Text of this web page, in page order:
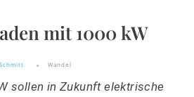
mit 1000 kW
Wandel
sollen in Zukunft elektrische